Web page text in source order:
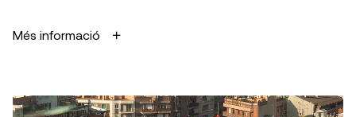
Més informació